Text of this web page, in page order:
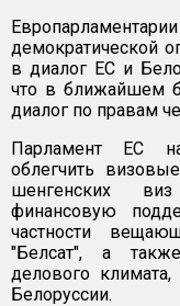
демократической
в диалог ЕС и
что в ближайшем
диалог по правам
Парламент ЕС
облегчить
шенгенских
финансовую
частности
"Белсат", а
делового
Белоруссии.